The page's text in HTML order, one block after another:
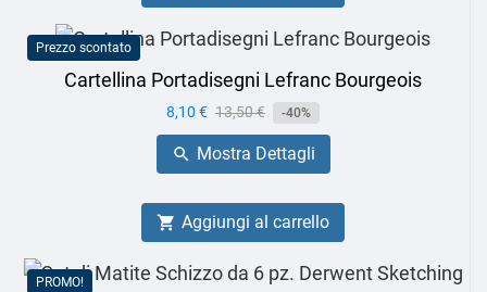
Prezzo scontato
Cartellina Portadisegni Lefranc Bourgeois
Prezzo
8,10 € Prezzo
base
13,50 € -40%
 Mostra Dettagli
 Aggiungi al carrello
PROMO!